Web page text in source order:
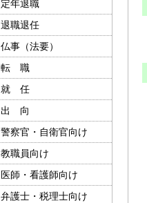
定年退職
退職退任
仏事（法要）
転 職
就 任
出 向
警察官・自衛官向け
教職員向け
医師・看護師向け
弁護士・税理士向け